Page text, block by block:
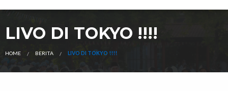
LIVO DI TOKYO !!!!
HOME BERITA LIVO DI TOKYO !!!!